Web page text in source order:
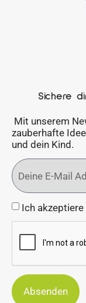
Sichere
Mit unserem
zauberhafte
und dein Kind.
Ich akzeptiere
Absenden